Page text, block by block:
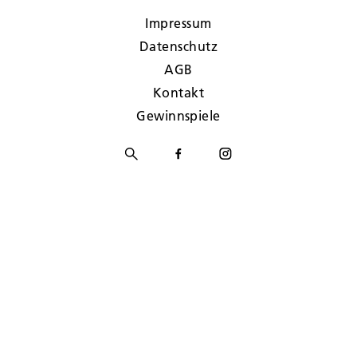
Impressum
Datenschutz
AGB
Kontakt
Gewinnspiele